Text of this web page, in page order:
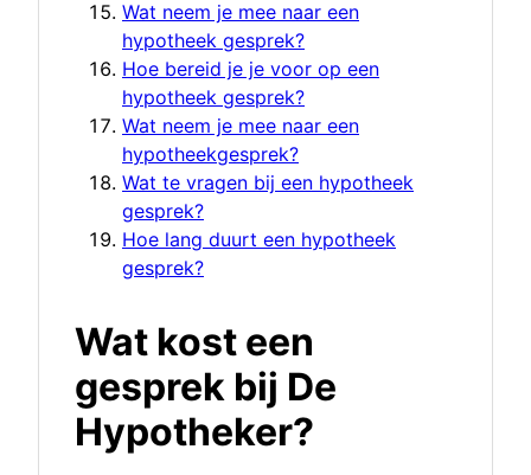
Wat neem je mee naar een
hypotheek gesprek?
Hoe bereid je je voor op een
hypotheek gesprek?
Wat neem je mee naar een
hypotheekgesprek?
Wat te vragen bij een hypotheek
gesprek?
Hoe lang duurt een hypotheek
gesprek?
Wat kost een
gesprek bij De
Hypotheker?